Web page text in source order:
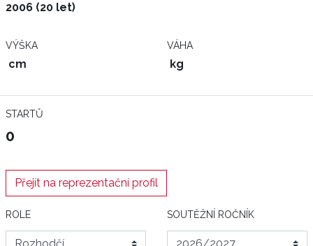
2006 (20 let)
VÝŠKA
cm
VÁHA
kg
STARTŮ
0
Přejít na reprezentační profil
ROLE SOUTĚŽNÍ ROČNÍK